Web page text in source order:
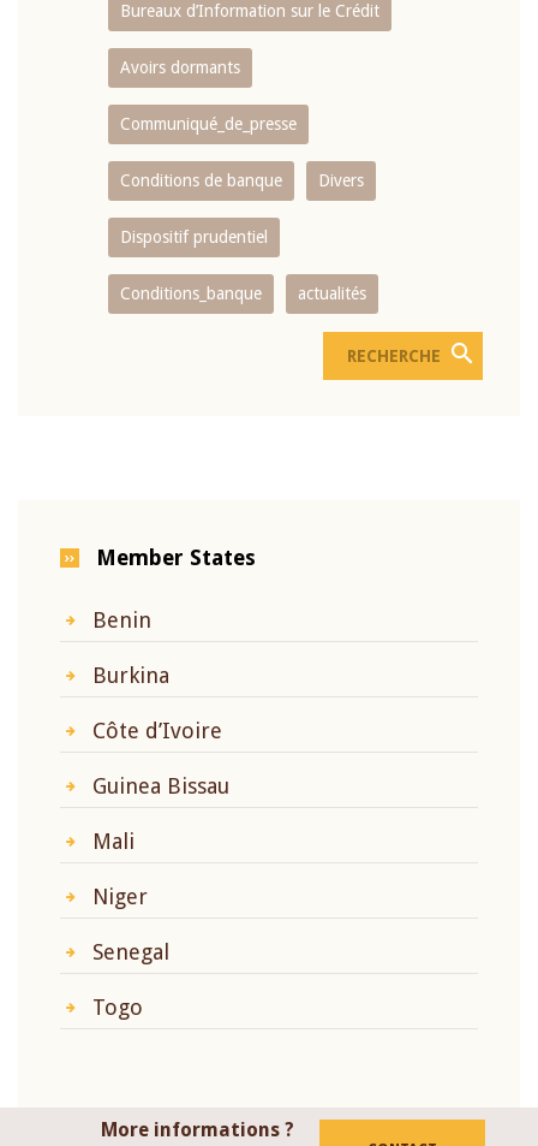
Bureaux d’Information sur le Crédit
Avoirs dormants
Communiqué_de_presse
Conditions de banque Divers
Dispositif prudentiel
Conditions_banque actualités
Member States
Benin
Burkina
Côte d’Ivoire
Guinea Bissau
Mali
Niger
Senegal
Togo
More informations ?